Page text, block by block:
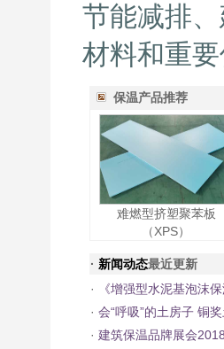
节能减排
材料和重
保温产品推荐
​难燃型挤塑聚苯板
（XPS）
· 新闻动态最近更新
·
《增强型水泥基泡沫
· 会“呼吸”的土房子 铜
· 建筑保温品牌展会